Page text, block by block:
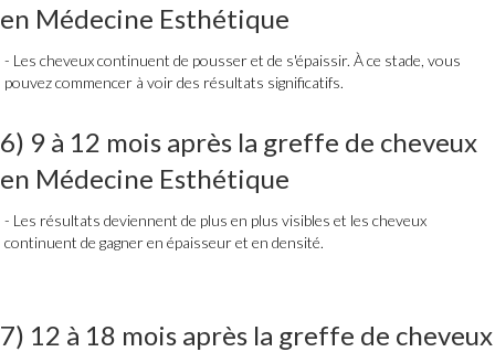
en Médecine Esthétique
Les cheveux continuent de pousser et de s'épaissir. À ce stade, vous
pouvez commencer à voir des résultats significatifs.
6) 9 à 12 mois après la greffe de cheveux
en Médecine Esthétique
Les résultats deviennent de plus en plus visibles et les cheveux
continuent de gagner en épaisseur et en densité.
7) 12 à 18 mois après la greffe de cheveux